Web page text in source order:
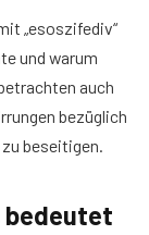
„esoszifediv“
und warum
auch
bezüglich
beseitigen.
bedeutet